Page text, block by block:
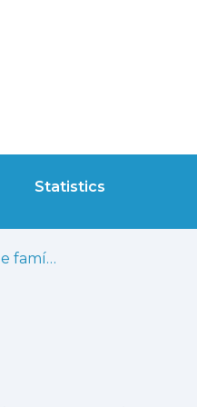
Statistics
Capital simbólico e família empresária